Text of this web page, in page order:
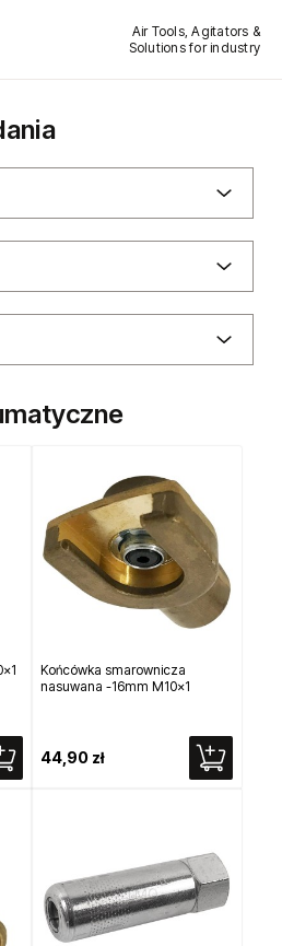
Air Tools, Agitators &
Solutions for industry
Końcówka smarownicza
nasuwana -16mm M10x1
44,90 zł